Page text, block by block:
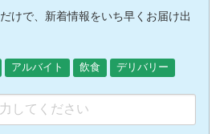
けで、新着情報をいち早くお届け出
アルバイト 飲食 デリバリー